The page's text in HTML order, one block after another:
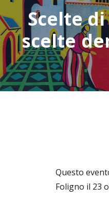
Video
Relatori
Chi siamo
Soci
Contatti
Sceltedi
scelte
Questo
Foligno il 23